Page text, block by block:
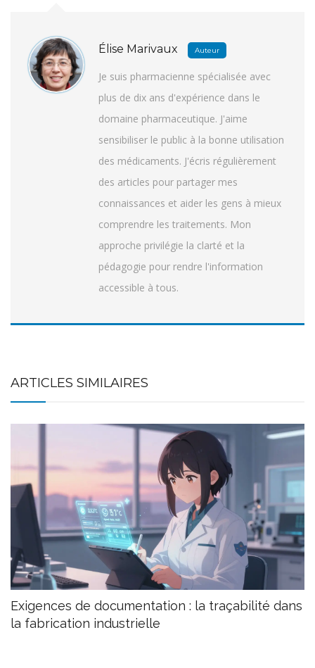
Élise Marivaux Auteur
Je suis pharmacienne spécialisée avec
plus de dix ans d'expérience dans le
domaine pharmaceutique. J'aime
sensibiliser le public à la bonne utilisation
des médicaments. J'écris régulièrement
des articles pour partager mes
connaissances et aider les gens à mieux
comprendre les traitements. Mon
approche privilégie la clarté et la
pédagogie pour rendre l'information
accessible à tous.
ARTICLES SIMILAIRES
Exigences de documentation : la traçabilité dans
la fabrication industrielle